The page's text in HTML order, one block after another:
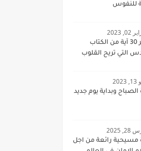
للنفوس
2023
أشهر 30 آية من الكتاب
التي تريح القلوب
وبداية يوم جديد
2025
مسيحية رائعة من اجل